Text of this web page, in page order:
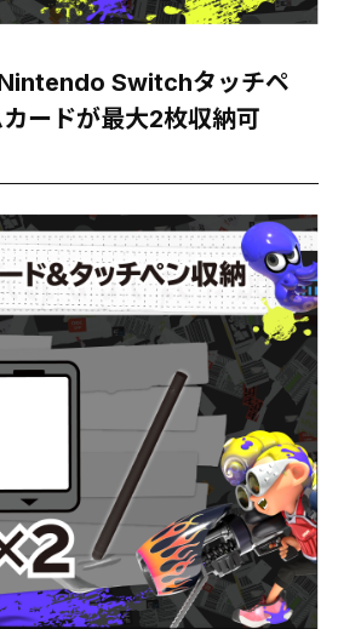
Nintendo Switchタッチペ
ードが最大2枚収納可